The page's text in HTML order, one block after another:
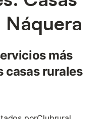
Náquera
más
casas rurales